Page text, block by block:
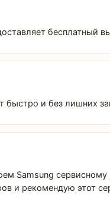
бесплатный
быстро и без лишних
Samsung
и рекомендую этот